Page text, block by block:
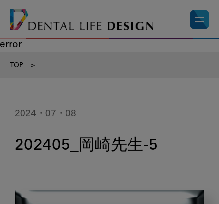
error
TOP >
2024・07・08
202405_岡崎先生-5